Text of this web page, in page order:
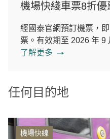
機場快綫車票8折優
經國泰官網預訂機票，
票。有效期至 2026 年 9
了解更多
任何目的地
機場快線